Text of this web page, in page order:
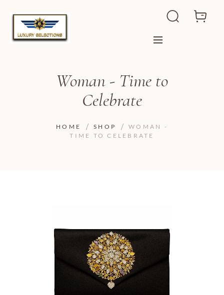
Woman - Time to
Celebrate
HOME SHOP
WOMAN -
TIME TO CELEBRATE